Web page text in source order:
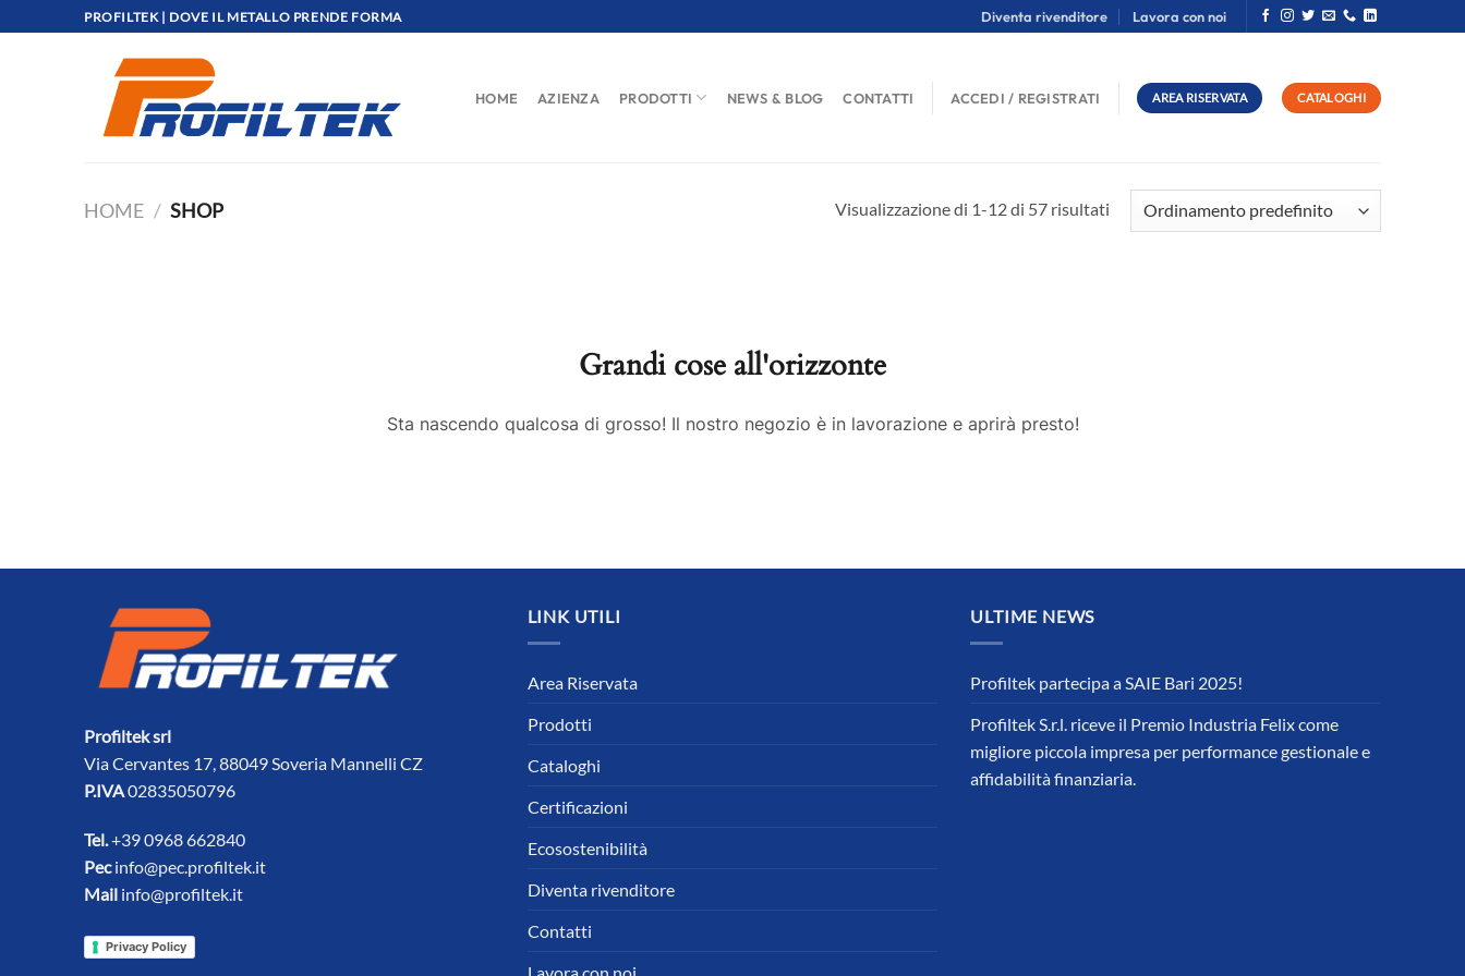
ai
PROFILTEK | DOVE IL METALLO PRENDE FORMA Diventa rivenditore Lavora con noi
HOME AZIENZA PRODOTTI NEWS & BLOG CONTATTI ACCEDI / REGISTRATI AREA RISERVATA CATALOGHI
HOME / SHOP Visualizzazione di 1-12 di 57 risultati
Grandi cose all'orizzonte
Sta nascendo qualcosa di grosso! Il nostro negozio è in lavorazione e aprirà presto!
Profiltek srl
Via Cervantes 17, 88049 Soveria Mannelli CZ
P.IVA02835050796
Tel.+39 0968 662840
Pecinfo@pec.profiltek.it
Mail info@profiltek.it
Privacy Policy
LINK UTILI
Area Riservata
Prodotti
Cataloghi
Certificazioni
Ecosostenibilità
Diventa rivenditore
Contatti
ULTIME NEWS
Profiltek partecipa a SAIE Bari 2025!
Profiltek S.r.l. riceve il Premio Industria Felix come
migliore piccola impresa per performance gestionale e
affidabilità finanziaria.